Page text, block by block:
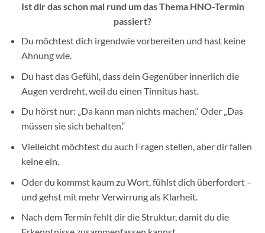
Ist dir das schon mal rund um das Thema HNO-Termin
passiert?
Du möchtest dich irgendwie vorbereiten und hast keine
Ahnung wie.
Du hast das Gefühl, dass dein Gegenüber innerlich die
Augen verdreht, weil du einen Tinnitus hast.
Du hörst nur: „Da kann man nichts machen.“ Oder „Das
müssen sie sich behalten.“
Vielleicht möchtest du auch Fragen stellen, aber dir fallen
keine ein.
Oder du kommst kaum zu Wort, fühlst dich überfordert –
und gehst mit mehr Verwirrung als Klarheit.
Nach dem Termin fehlt dir die Struktur, damit du die